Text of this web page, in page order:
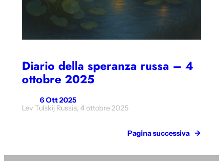
Diario della speranza russa – 4
ottobre 2025
6 Ott 2025
Lev Tulskij Russia, 4 ottobre 2025
Pagina successiva →